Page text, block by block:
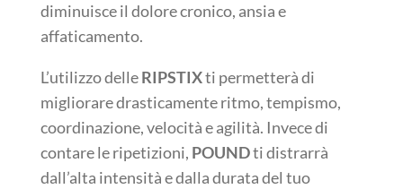
diminuisce il dolore cronico, ansia e
affaticamento.
L’utilizzo delleRIPSTIXti permetterà di
migliorare drasticamente ritmo, tempismo,
coordinazione, velocità e agilità. Invece di
contare le ripetizioni, POUNDti distrarrà
dall’alta intensità e dalla durata del tuo